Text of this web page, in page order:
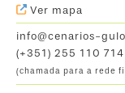
Ver mapa
info@cenarios-
(+351) 255 110 714
(chamada para a rede